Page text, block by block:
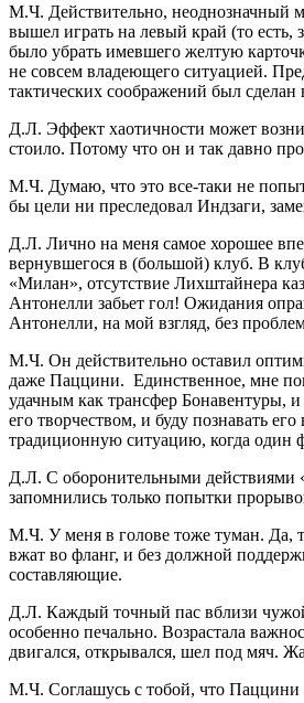
М.Ч. Действительно, неоднозначный
вышел играть на левый край (то
было убрать имевшего желтую
не совсем владеющего ситуацией.
тактических соображений был
Д.Л. Эффект хаотичности может
стоило. Потому что он и так давно
М.Ч. Думаю, что это все-таки не
бы цели ни преследовал Индзаги,
Д.Л. Лично на меня самое хорошее
вернувшегося в (большой) клуб. В
«Милан», отсутствие Лихштайнера
Антонелли забьет гол! Ожидания
Антонелли, на мой взгляд, без
М.Ч. Он действительно оставил
даже Паццини. Единственное, мне
удачным как трансфер Бонавентуры,
его творчеством, и буду познавать
традиционную ситуацию, когда один
Д.Л. С оборонительными действиями
запомнились только попытки
М.Ч. У меня в голове тоже туман. Да,
вжат во фланг, и без должной
составляющие.
Д.Л. Каждый точный пас вблизи
особенно печально. Возрастала
двигался, открывался, шел под мяч.
М.Ч. Соглашусь с тобой, что Паццини